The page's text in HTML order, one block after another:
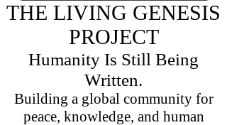
THE LIVING GENESIS
PROJECT
Humanity Is Still Being
Written.
Building a global community for
peace, knowledge, and human